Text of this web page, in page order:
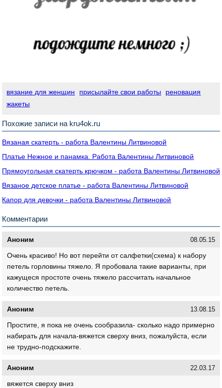
вязание для женщин присылайте свои работы
реновация
жакеты
Похожие записи на kru4ok.ru
Вязаная скатерть - работа Валентины Литвиновой
Платье Нежное и панамка. Работа Валентины Литвиновой
Прямоугольная скатерть крючком - работа Валентины Литвиновой
Вязаное детское платье - работа Валентины Литвиновой
Капор для девочки - работа Валентины Литвиновой
Комментарии
Аноним 08.05.15
Очень красиво! Но вот перейти от салфетки(схема) к набору
петель горловины тяжело. Я пробовала такие варианты, при
кажущеся простоте очень тяжело рассчитать начальное
количество петель.
Аноним 13.08.15
Простите, я пока не очень сообразила- сколько надо примерно
набирать для начала-вяжется сверху вниз, пожалуйста, если
не трудно-подскажите.
Аноним 22.03.17
вяжется сверху вниз